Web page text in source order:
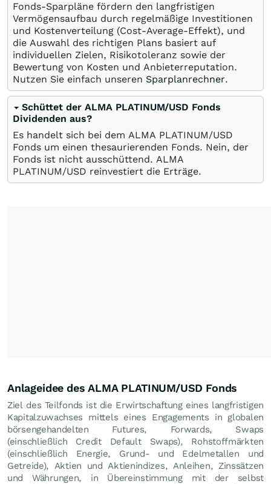
Fonds-Sparpläne fördern den langfristigen
Vermögensaufbau durch regelmäßige Investitionen
und Kostenverteilung (Cost-Average-Effekt), und
die Auswahl des richtigen Plans basiert auf
individuellen Zielen, Risikotoleranz sowie der
Bewertung von Kosten und Anbieterreputation.
Nutzen Sie einfach unseren Sparplanrechner.
Schüttet der ALMA PLATINUM/USD Fonds
Dividenden aus?
Es handelt sich bei dem ALMA PLATINUM/USD
Fonds um einen thesaurierenden Fonds. Nein, der
Fonds ist nicht ausschüttend. ALMA
PLATINUM/USD reinvestiert die Erträge.
Anlageidee des ALMA PLATINUM/USD Fonds
Ziel des Teilfonds ist die Erwirtschaftung eines langfristigen
Kapitalzuwachses mittels eines Engagements in globalen
börsengehandelten Futures, Forwards, Swaps
(einschließlich Credit Default Swaps), Rohstoffmärkten
(einschließlich Energie, Grund- und Edelmetallen und
Getreide), Aktien und Aktienindizes, Anleihen, Zinssätzen
und Währungen, in Übereinstimmung mit der selbst